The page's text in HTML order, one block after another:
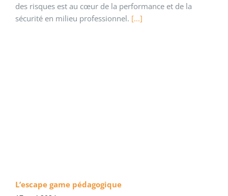
des risques est au cœur de la performance et de la
sécurité en milieu professionnel. [...]
L’escape game pédagogique